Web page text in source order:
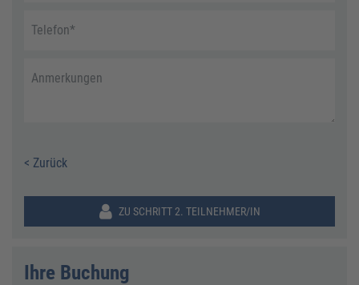
Telefon*
Anmerkungen
< Zurück
ZU SCHRITT 2. TEILNEHMER/IN
Ihre Buchung